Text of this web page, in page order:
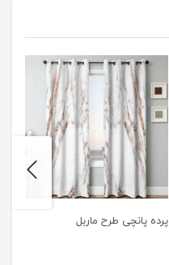
پرده پانچی طرح ماربل